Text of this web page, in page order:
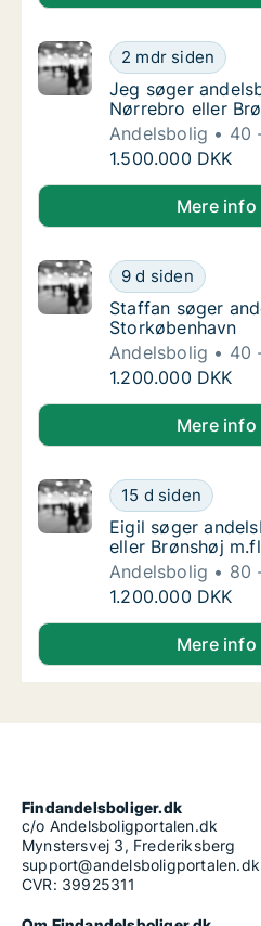
Jeg søger
2 mdr siden
Jeg søger
Jeg søger
Nørrebro eller
Andelsbolig
40
Jeg søger
1.500.000 DKK
Jeg søger andelsbolig i
Mere info
Staffan søger
9 d siden
Staffan søger
Staffan søger
Storkøbenhavn
Andelsbolig
40
Staffan søger
1.200.000 DKK
Staffan søger andelsbolig
Mere info
Eigil søger
15 d siden
Eigil søger
Eigil søger
eller Brønshøj
Andelsbolig
80
Eigil søger
1.200.000 DKK
Eigil søger andelsbolig i
Mere info
Findandelsboliger.dk
c/o Andelsboligportalen.dk
Mynstersvej 3, Frederiksberg
support@andelsboligportalen.dk
CVR: 39925311